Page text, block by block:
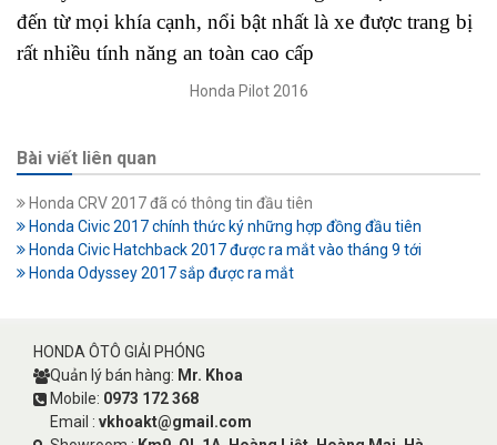
đến từ mọi khía cạnh, nổi bật nhất là xe được trang bị
rất nhiều tính năng an toàn cao cấp
Honda Pilot 2016
Bài viết liên quan
Honda CRV 2017 đã có thông tin đầu tiên
Honda Civic 2017 chính thức ký những hợp đồng đầu tiên
Honda Civic Hatchback 2017 được ra mắt vào tháng 9 tới
Honda Odyssey 2017 sắp được ra mắt
HONDA ÔTÔ GIẢI PHÓNG
Quản lý bán hàng: Mr. Khoa
Mobile: 0973 172 368
Email : vkhoakt@gmail.com